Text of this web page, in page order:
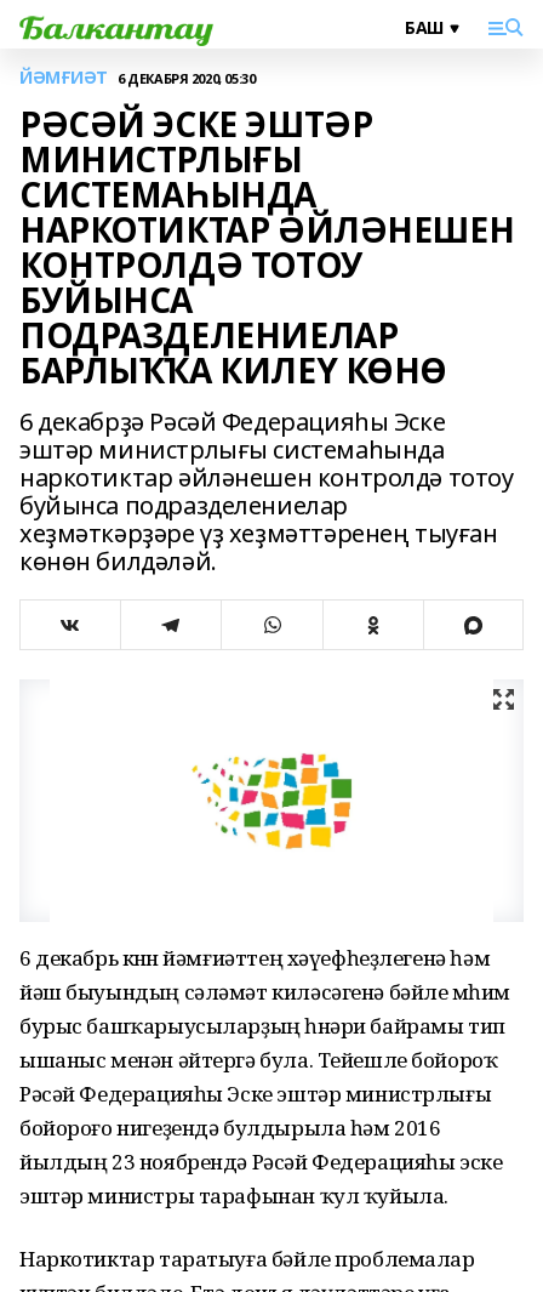
ЙӘМҒИӘТ 6 ДЕКАБРЯ 2020, 05:30
РӘСӘЙ ЭСКЕ ЭШТӘР
МИНИСТРЛЫҒЫ
СИСТЕМАҺЫНДА
НАРКОТИКТАР ӘЙЛӘНЕШЕН
КОНТРОЛДӘ ТОТОУ
БУЙЫНСА
ПОДРАЗДЕЛЕНИЕЛАР
БАРЛЫҠҠА КИЛЕҮ КӨНӨ
6 декабрҙә Рәсәй Федерацияһы Эске
эштәр министрлығы системаһында
наркотиктар әйләнешен контролдә тотоу
буйынса подразделениелар
хеҙмәткәрҙәре үҙ хеҙмәттәренең тыуған
көнөн билдәләй.
6 декабрь көнөн йәмғиәттең хәүефһеҙлегенә һәм
йәш быуындың сәләмәт киләсәгенә бәйле мөһим
бурыс башҡарыусыларҙың һөнәри байрамы тип
ышаныс менән әйтергә була. Тейешле бойороҡ
Рәсәй Федерацияһы Эске эштәр министрлығы
бойороғо нигеҙендә булдырыла һәм 2016
йылдың 23 ноябрендә Рәсәй Федерацияһы эске
эштәр министры тарафынан ҡул ҡуйыла.
Наркотиктар таратыуға бәйле проблемалар